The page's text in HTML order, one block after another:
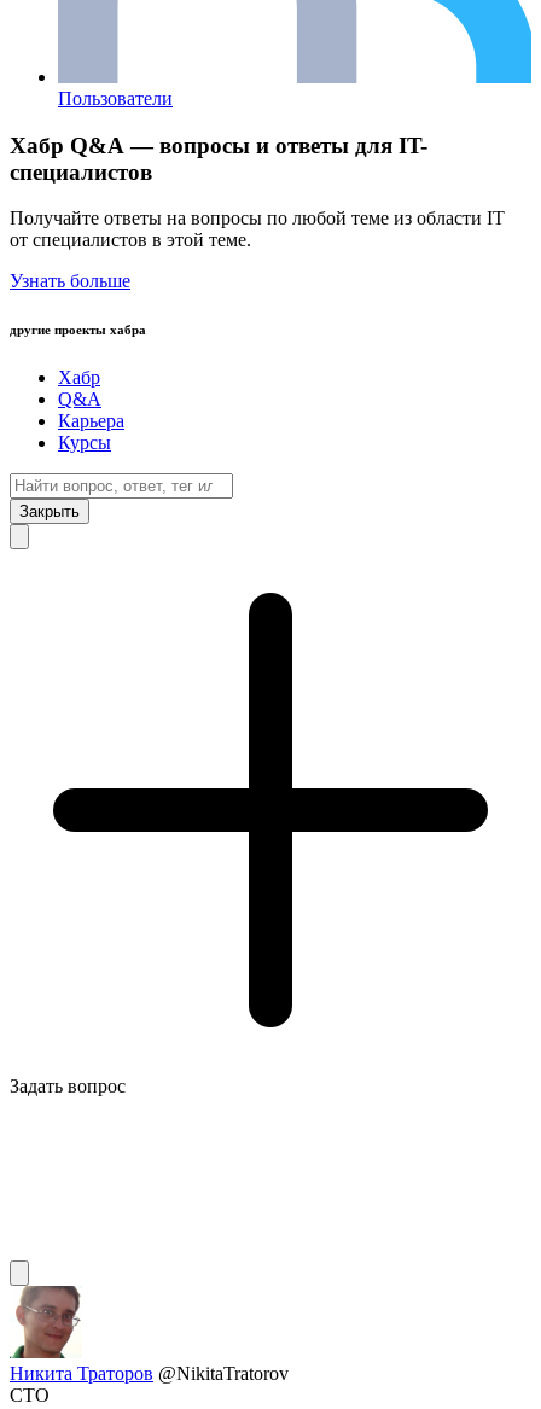
Пользователи
Хабр Q&A — вопросы и ответы для IT-
специалистов
Получайте ответы на вопросы по любой теме из области IT
от специалистов в этой теме.
Узнать больше
другие проекты хабра
Хабр
Q&A
Карьера
Курсы
Закрыть
Задать вопрос
Никита Траторов @NikitaTratorov
CTO